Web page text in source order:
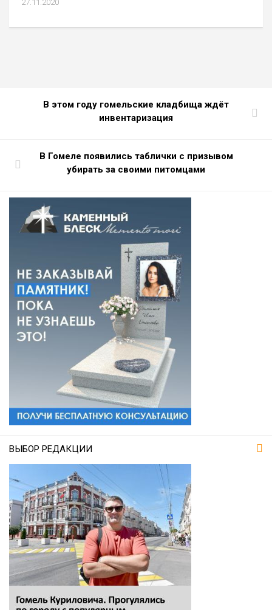
27.11.2020
В этом году гомельские кладбища ждёт
инвентаризация
В Гомеле появились таблички с призывом
убирать за своими питомцами
ВЫБОР РЕДАКЦИИ